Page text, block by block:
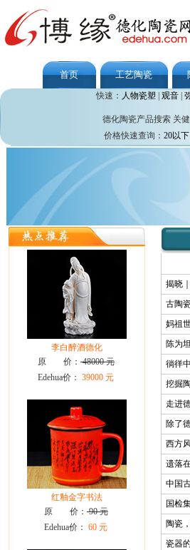
首页 工艺陶瓷
快速： 人物瓷塑 观音|
德化陶瓷产品搜索 关健
价格快速查询： 20以下
李白醉酒德化
原 价： 48000 元
Edehua价： 39000 元
红釉金字书法
原 价： 90 元
Edehua价： 60 元
揭晓
古陶
妈祖
陈为
徜徉
挖掘
走进
除了
西方
遗落
中国
国检
陶瓷
瓷器